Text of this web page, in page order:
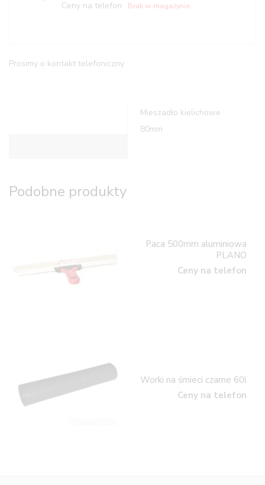
Ceny na telefon
Brak w magazynie
Prosimy o kontakt telefoniczny
Mieszadło kielichowe
80mm
Podobne produkty
Paca 500mm aluminiowa
PLANO
Ceny na telefon
Worki na śmieci czarne 60l
Ceny na telefon